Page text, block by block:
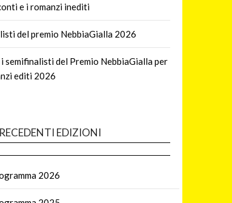
e i romanzi inediti
del premio NebbiaGialla 2026
i semifinalisti del Premio NebbiaGialla per
editi 2026
EDIZIONI
2026